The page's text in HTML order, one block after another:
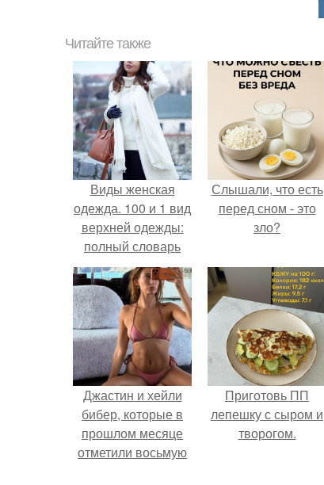
Читайте также
Виды женская
одежда. 100 и 1 вид
верхней одежды:
полный словарь
видов пальто,
курток и прочего
Слышали, что есть
перед сном - это
зло?
Джастин и хейли
бибер, которые в
прошлом месяце
отметили восьмую
Приготовь ПП
лепешку с сыром и
творогом.